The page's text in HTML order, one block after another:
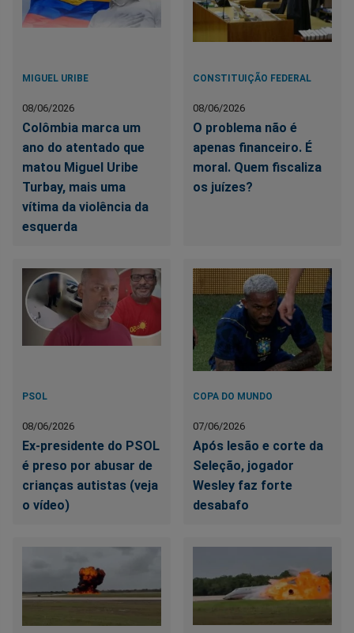
MIGUEL URIBE
08/06/2026
Colômbia marca um
ano do atentado que
matou Miguel Uribe
Turbay, mais uma
vítima da violência da
esquerda
CONSTITUIÇÃO FEDERAL
08/06/2026
O problema não é
apenas financeiro. É
moral. Quem fiscaliza
os juízes?
PSOL
08/06/2026
Ex-presidente do PSOL
é preso por abusar de
crianças autistas (veja
o vídeo)
COPA DO MUNDO
07/06/2026
Após lesão e corte da
Seleção, jogador
Wesley faz forte
desabafo